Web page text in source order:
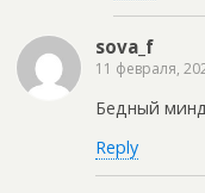
sova_f
11 февраля,
Бедный
Reply